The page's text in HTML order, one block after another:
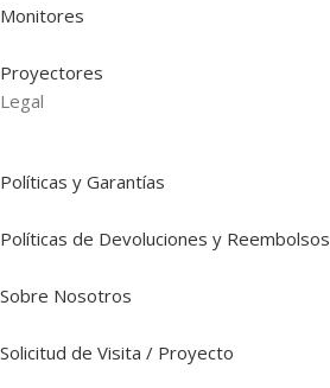
Monitores
Proyectores
Legal
Políticas y Garantías
Políticas de Devoluciones y Reembolsos
Sobre Nosotros
Solicitud de Visita / Proyecto